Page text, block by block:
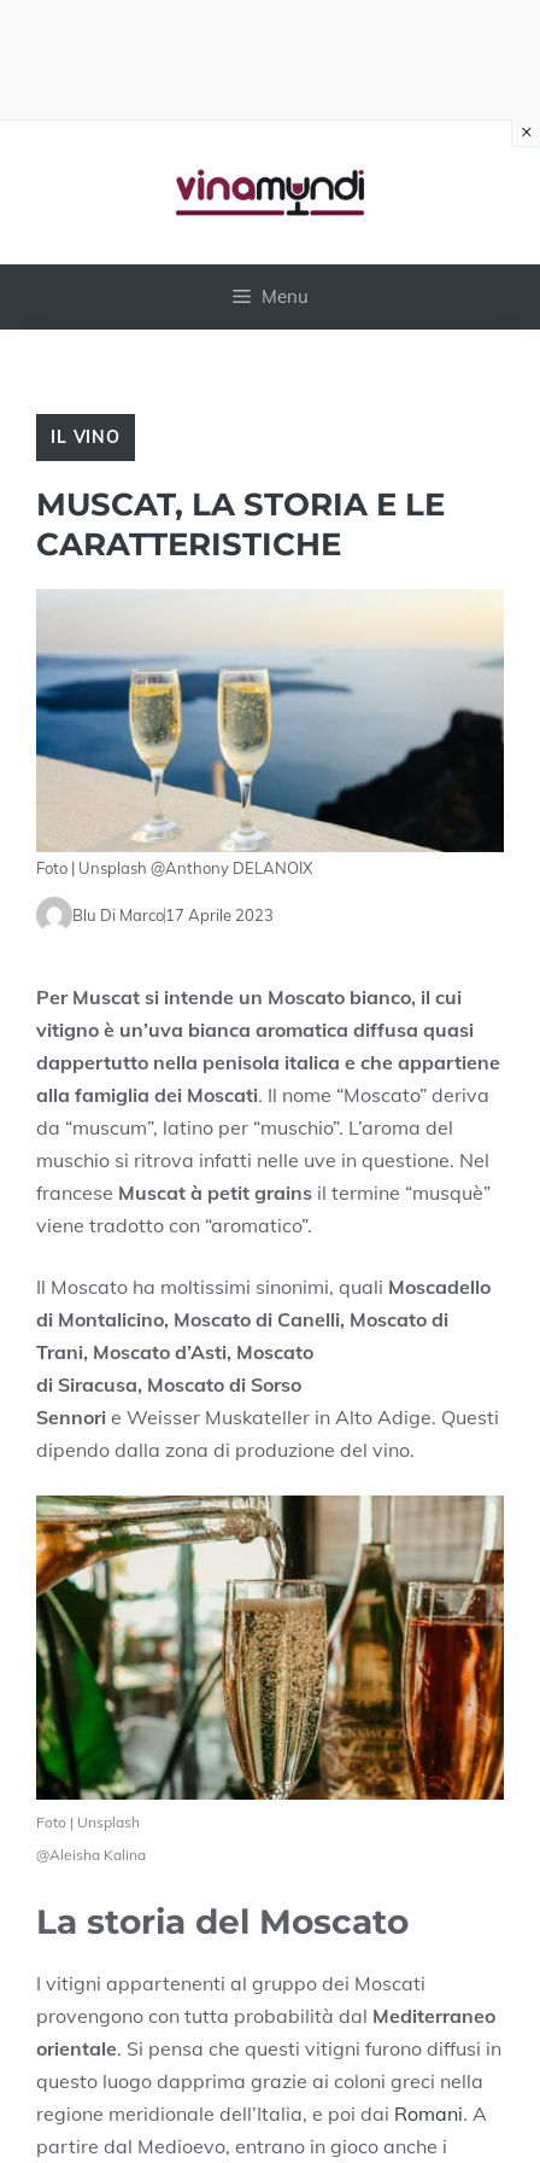
Menu
IL VINO
MUSCAT, LA STORIA E LE
CARATTERISTICHE
Foto | Unsplash @Anthony DELANOIX
Blu Di Marco17 Aprile 2023
Per Muscat si intende un Moscato bianco, il cui
vitigno è un’uva bianca aromatica diffusa quasi
dappertutto nella penisola italica e che appartiene
alla famiglia dei Moscati. Il nome “Moscato” deriva
da “muscum”, latino per “muschio”. L’aroma del
muschio si ritrova infatti nelle uve in questione. Nel
francese Muscat à petit grains il termine “musquè”
viene tradotto con “aromatico”.
Il Moscato ha moltissimi sinonimi, quali Moscadello
di Montalicino, Moscato di Canelli, Moscato di
Trani, Moscato d’Asti, Moscato
di Siracusa, Moscato di Sorso
Sennori e Weisser Muskateller in Alto Adige. Questi
dipendo dalla zona di produzione del vino.
Foto | Unsplash
@Aleisha Kalina
La storia del Moscato
I vitigni appartenenti al gruppo dei Moscati
provengono con tutta probabilità dal Mediterraneo
orientale. Si pensa che questi vitigni furono diffusi in
questo luogo dapprima grazie ai coloni greci nella
regione meridionale dell’Italia, e poi dai Romani. A
partire dal Medioevo, entrano in gioco anche i
×